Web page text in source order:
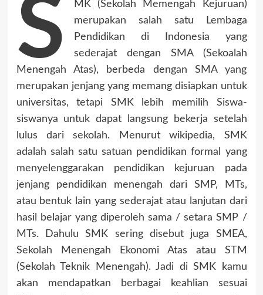
S
MK (Sekolah Memengah Kejuruan)
merupakan salah satu Lembaga
Pendidikan di Indonesia yang
sederajat dengan SMA (Sekoalah
Menengah Atas), berbeda dengan SMA yang
merupakan jenjang yang memang disiapkan untuk
universitas, tetapi SMK lebih memilih Siswa-
siswanya untuk dapat langsung bekerja setelah
lulus dari sekolah. Menurut wikipedia, SMK
adalah salah satu satuan pendidikan formal yang
menyelenggarakan pendidikan kejuruan pada
jenjang pendidikan menengah dari SMP, MTs,
atau bentuk lain yang sederajat atau lanjutan dari
hasil belajar yang diperoleh sama / setara SMP /
MTs. Dahulu SMK sering disebut juga SMEA,
Sekolah Menengah Ekonomi Atas atau STM
(Sekolah Teknik Menengah). Jadi di SMK kamu
akan mendapatkan berbagai keahlian sesuai